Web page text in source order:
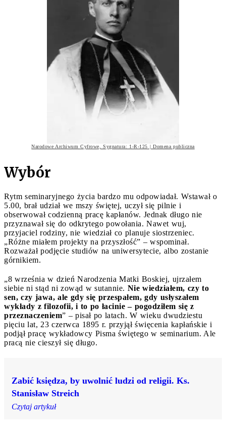
Narodowe Archiwum Cyfrowe, Sygnatura: 1-R-125 | Domena publiczna
Wybór
Rytm seminaryjnego życia bardzo mu odpowiadał. Wstawał o
5.00, brał udział we mszy świętej, uczył się pilnie i
obserwował codzienną pracę kapłanów. Jednak długo nie
przyznawał się do odkrytego powołania. Nawet wuj,
przyjaciel rodziny, nie wiedział co planuje siostrzeniec.
„Różne miałem projekty na przyszłość” – wspominał.
Rozważał podjęcie studiów na uniwersytecie, albo zostanie
górnikiem.
„8 września w dzień Narodzenia Matki Boskiej, ujrzałem
siebie ni stąd ni zowąd w sutannie. Nie wiedziałem, czy to
sen, czy jawa, ale gdy się przespałem, gdy usłyszałem
wykłady z filozofii, i to po łacinie – pogodziłem się z
przeznaczeniem” – pisał po latach. W wieku dwudziestu
pięciu lat, 23 czerwca 1895 r. przyjął święcenia kapłańskie i
podjął pracę wykładowcy Pisma świętego w seminarium. Ale
pracą nie cieszył się długo.
Zabić księdza, by uwolnić ludzi od religii. Ks.
Stanisław Streich
Czytaj artykuł